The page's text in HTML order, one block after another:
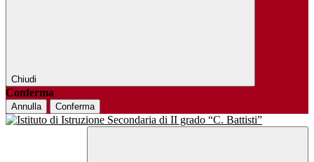
Chiudi
Conferma
Annulla Conferma